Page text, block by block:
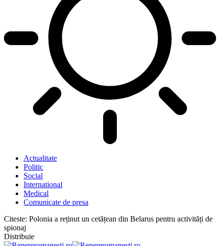
Actualitate
Politic
Social
International
Medical
Comunicate de presa
Citeste: Polonia a reținut un cetățean din Belarus pentru activități de
spionaj
Distribuie